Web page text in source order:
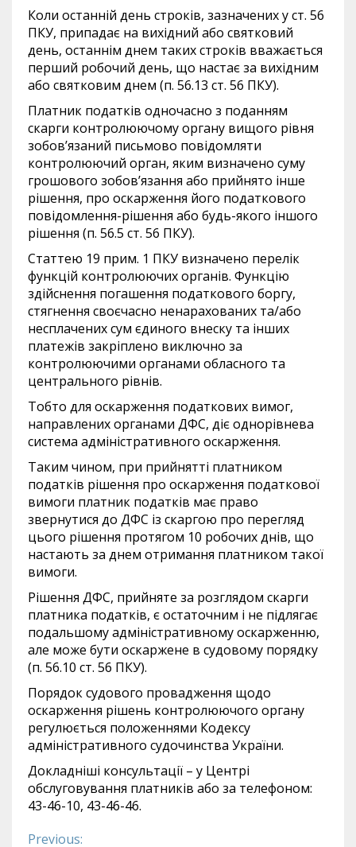
Коли останній день строків, зазначених у ст. 56
ПКУ, припадає на вихідний або святковий
день, останнім днем таких строків вважається
перший робочий день, що настає за вихідним
або святковим днем (п. 56.13 ст. 56 ПКУ).
Платник податків одночасно з поданням
скарги контролюючому органу вищого рівня
зобов’язаний письмово повідомляти
контролюючий орган, яким визначено суму
грошового зобов’язання або прийнято інше
рішення, про оскарження його податкового
повідомлення-рішення або будь-якого іншого
рішення (п. 56.5 ст. 56 ПКУ).
Статтею 19 прим. 1 ПКУ визначено перелік
функцій контролюючих органів. Функцію
здійснення погашення податкового боргу,
стягнення своєчасно ненарахованих та/або
несплачених сум єдиного внеску та інших
платежів закріплено виключно за
контролюючими органами обласного та
центрального рівнів.
Тобто для оскарження податкових вимог,
направлених органами ДФС, діє однорівнева
система адміністративного оскарження.
Таким чином, при прийнятті платником
податків рішення про оскарження податкової
вимоги платник податків має право
звернутися до ДФС із скаргою про перегляд
цього рішення протягом 10 робочих днів, що
настають за днем отримання платником такої
вимоги.
Рішення ДФС, прийняте за розглядом скарги
платника податків, є остаточним і не підлягає
подальшому адміністративному оскарженню,
але може бути оскаржене в судовому порядку
(п. 56.10 ст. 56 ПКУ).
Порядок судового провадження щодо
оскарження рішень контролюючого органу
регулюється положеннями Кодексу
адміністративного судочинства України.
Докладніші консультації – у Центрі
обслуговування платників або за телефоном:
43-46-10, 43-46-46.
Previous: